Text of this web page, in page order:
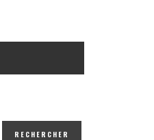
RECHERCHER